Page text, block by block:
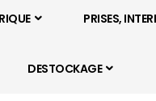
PRISES,
DESTOCKAGE